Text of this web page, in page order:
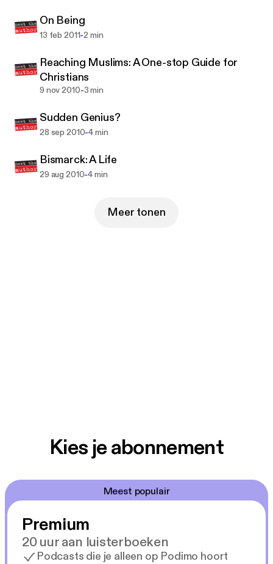
On Being
13 feb 2011-2 min
Reaching Muslims: A One-stop Guide for
Christians
9 nov 2010-3 min
Sudden Genius?
28 sep 2010-4 min
Bismarck: A Life
29 aug 2010-4 min
Meer tonen
Kies je abonnement
Meest populair
Premium
20 uur aan luisterboeken
Podcasts die je alleen op Podimo hoort